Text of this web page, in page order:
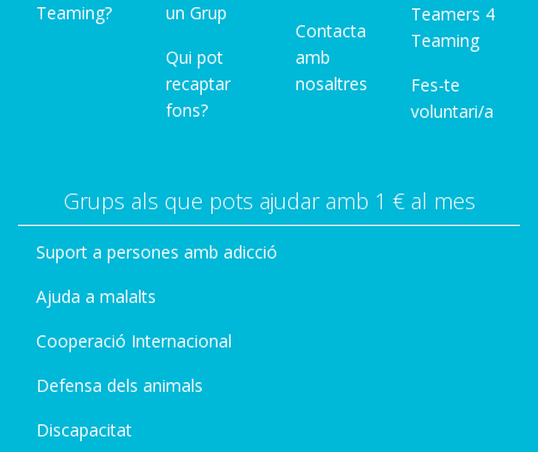
Teaming?
un Grup
Qui pot
recaptar
fons?
Contacta
amb
nosaltres
Teamers 4
Teaming
Fes-te
voluntari/a
Grups als que pots ajudar amb 1 € al mes
Suport a persones amb adicció
Ajuda a malalts
Cooperació Internacional
Defensa dels animals
Discapacitat